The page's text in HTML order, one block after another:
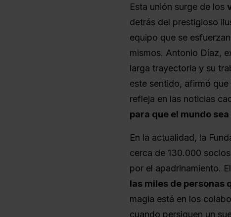
Esta unión surge de los
detrás del prestigioso
equipo que se
mismos. Antonio Díaz,
larga trayectoria y su
este sentido, afirmó
refleja en las noticias
para que el mundo
En la actualidad, la
cerca de 130.000
por el apadrinamiento.
las miles de personas
magia está en los
cuando persiguen un